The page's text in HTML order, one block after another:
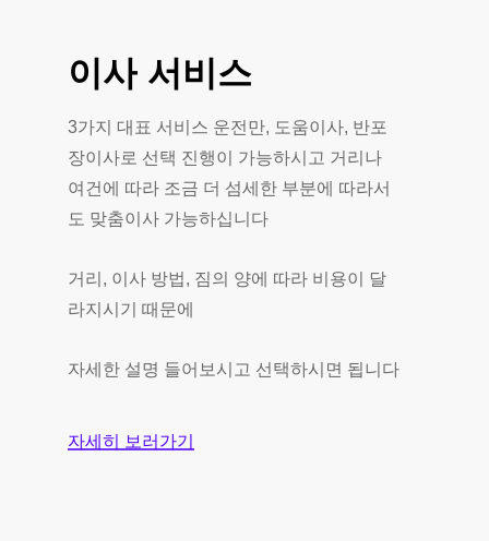
이사 서비스
3가지 대표 서비스 운전만, 도움이사, 반포
장이사로 선택 진행이 가능하시고 거리나
여건에 따라 조금 더 섬세한 부분에 따라서
도 맞춤이사 가능하십니다
거리, 이사 방법, 짐의 양에 따라 비용이 달
라지시기 때문에
자세한 설명 들어보시고 선택하시면 됩니다
자세히 보러가기